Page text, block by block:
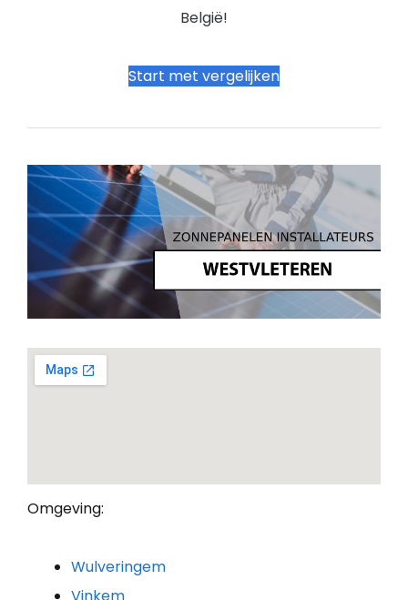
België!
Start met vergelijken
Omgeving:
Wulveringem